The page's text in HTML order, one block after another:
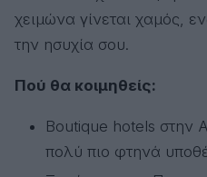
χειμώνα γίνεται χαμός,
την ησυχία σου.
Πού θα κοιμηθείς:
Boutique hotels στην
πολύ πιο φτηνά